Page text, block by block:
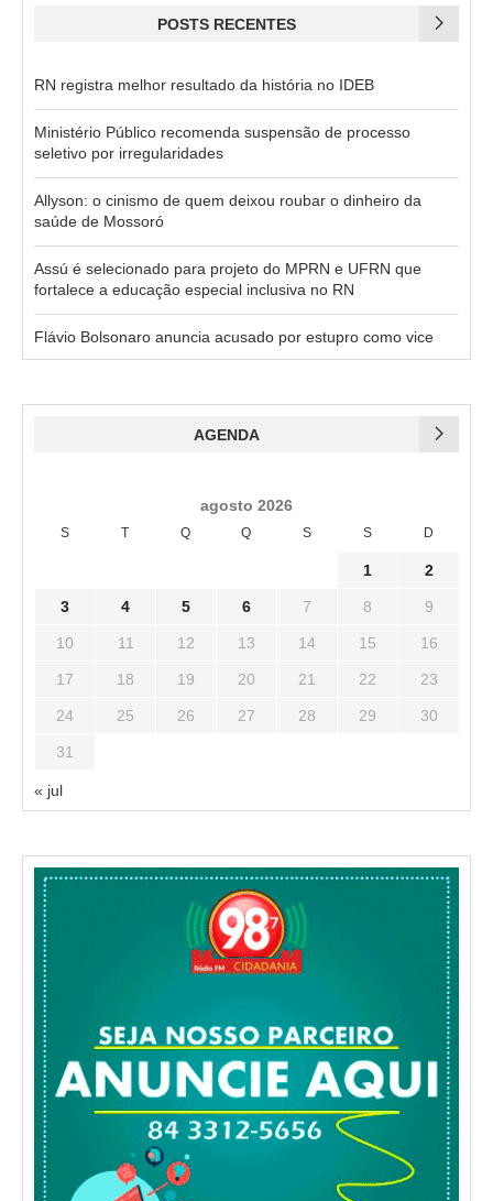
POSTS RECENTES
RN registra melhor resultado da história no IDEB
Ministério Público recomenda suspensão de processo
seletivo por irregularidades
Allyson: o cinismo de quem deixou roubar o dinheiro da
saúde de Mossoró
Assú é selecionado para projeto do MPRN e UFRN que
fortalece a educação especial inclusiva no RN
Flávio Bolsonaro anuncia acusado por estupro como vice
AGENDA
agosto 2026
S T Q Q S S D
1 2
3 4 5 6 7 8 9
10 11 12 13 14 15 16
17 18 19 20 21 22 23
24 25 26 27 28 29 30
31
« jul